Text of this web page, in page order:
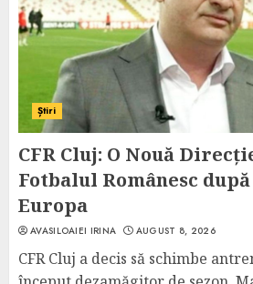
Știri
CFR Cluj: O Nouă
Fotbalul Românesc
Europa
AVASILOAIEI IRINA AUGUST 8, 2026
CFR Cluj a decis să schimbe